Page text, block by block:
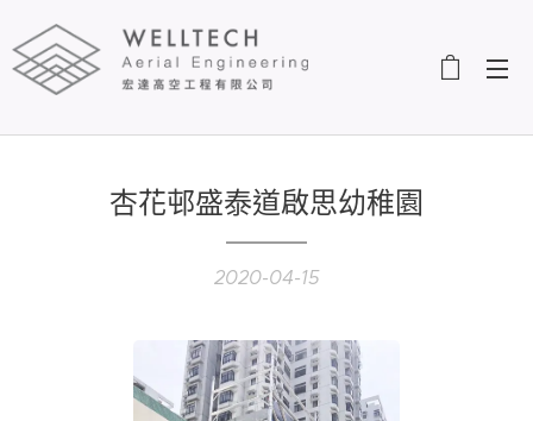
杏花邨盛泰道啟思幼稚園
2020-04-15